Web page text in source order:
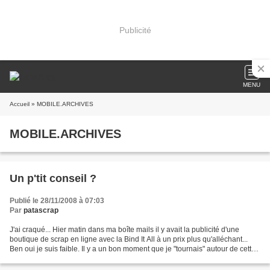
Publicité
MENU
Accueil » MOBILE.ARCHIVES
MOBILE.ARCHIVES
Un p'tit conseil ?
Publié le 28/11/2008 à 07:03
Par patascrap
J'ai craqué... Hier matin dans ma boîte mails il y avait la publicité d'une
boutique de scrap en ligne avec la Bind It All à un prix plus qu'alléchant...
Ben oui je suis faible. Il y a un bon moment que je "tournais" autour de cette